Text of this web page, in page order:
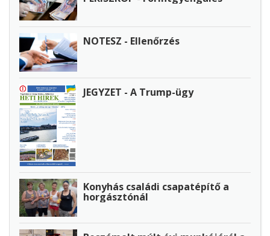
NOTESZ - Ellenőrzés
JEGYZET - A Trump-ügy
Konyhás családi csapatépítő a
horgásztónál